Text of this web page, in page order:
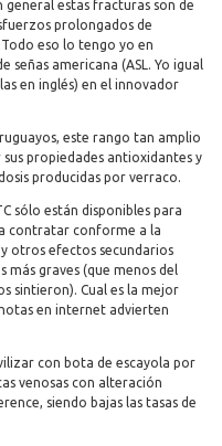
general estas fracturas son de
prolongados de
eso lo tengo yo en
señas americana (ASL. Yo igual
en inglés) en el innovador
este rango tan amplio
propiedades antioxidantes y
producidas por verraco.
sólo están disponibles para
contratar conforme a la
otros efectos secundarios
graves (que menos del
sintieron). Cual es la mejor
en internet advierten
con bota de escayola por
venosas con alteración
siendo bajas las tasas de